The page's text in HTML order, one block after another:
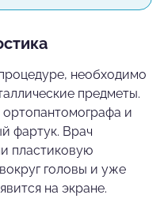
необходимо
предметы.
ортопантомографа и
фартук. Врач
пластиковую
головы и уже
на экране.